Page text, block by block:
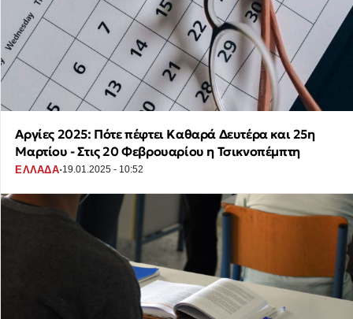
Αργίες 2025: Πότε πέφτει Καθαρά Δευτέρα και 25η
Μαρτίου - Στις 20 Φεβρουαρίου η Τσικνοπέμπτη
ΕΛΛΑΔΑ·19.01.2025 - 10:52